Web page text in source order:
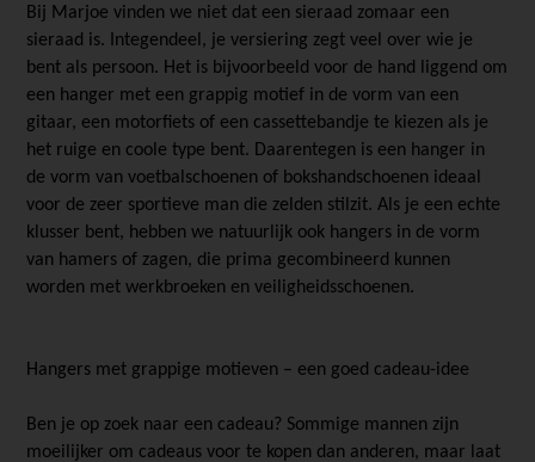
Bij Marjoe vinden we niet dat een sieraad zomaar een
sieraad is. Integendeel, je versiering zegt veel over wie je
bent als persoon. Het is bijvoorbeeld voor de hand liggend om
een hanger met een grappig motief in de vorm van een
gitaar, een motorfiets of een cassettebandje te kiezen als je
het ruige en coole type bent. Daarentegen is een hanger in
de vorm van voetbalschoenen of bokshandschoenen ideaal
voor de zeer sportieve man die zelden stilzit. Als je een echte
klusser bent, hebben we natuurlijk ook hangers in de vorm
van hamers of zagen, die prima gecombineerd kunnen
worden met werkbroeken en veiligheidsschoenen.
Hangers met grappige motieven – een goed cadeau-idee
Ben je op zoek naar een cadeau? Sommige mannen zijn
moeilijker om cadeaus voor te kopen dan anderen, maar laat